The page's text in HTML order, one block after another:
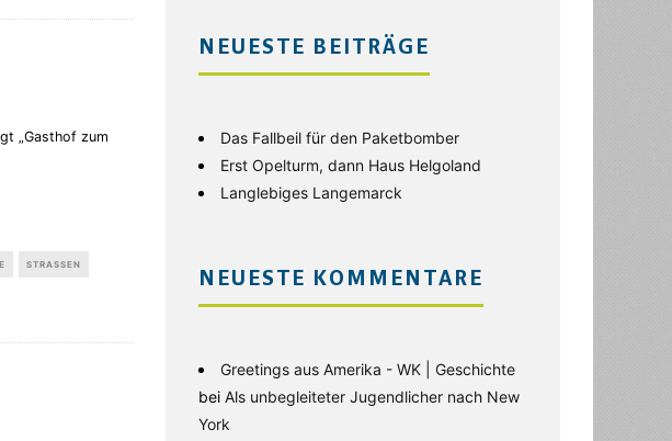
„Gasthof zum
STRASSEN
NEUESTE BEITRÄGE
Das Fallbeil für den Paketbomber
Erst Opelturm, dann Haus Helgoland
Langlebiges Langemarck
NEUESTE KOMMENTARE
Greetings aus Amerika - WK | Geschichte
bei Als unbegleiteter Jugendlicher nach New
York